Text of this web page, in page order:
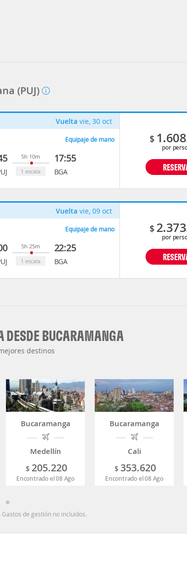
(PUJ)
Vuelta vie, 30 oct
Equipaje de mano
5h 10m
1 escala
17:55
BGA
$
por
Vuelta vie, 09 oct
Equipaje de mano
5h 25m
1 escala
22:25
BGA
$
por
DESDE BUCARAMANGA
destinos
Bucaramanga
Medellín
$ 205.220
Encontrado el 08 Ago
Bucaramanga
Cali
$ 353.620
Encontrado el 08 Ago
de gestión no incluidos.